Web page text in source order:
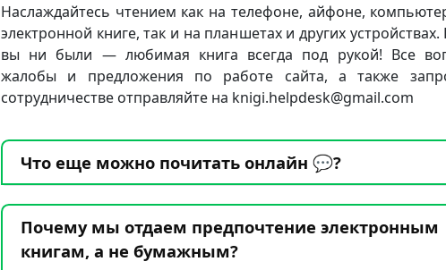
Наслаждайтесь чтением как на телефоне, айфоне,
электронной книге, так и на планшетах и других устройствах.
вы ни были — любимая книга всегда под рукой! Все
жалобы и предложения по работе сайта, а также
сотрудничестве отправляйте на knigi.helpdesk@gmail.com
Что еще можно почитать онлайн 💬?
Почему мы отдаем предпочтение электронным
книгам, а не бумажным?